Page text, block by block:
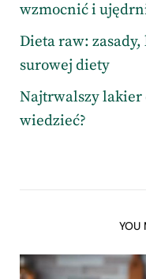
wzmocnić i
Dieta raw:
surowej diety
Najtrwalszy lakier
wiedzieć?
YOU